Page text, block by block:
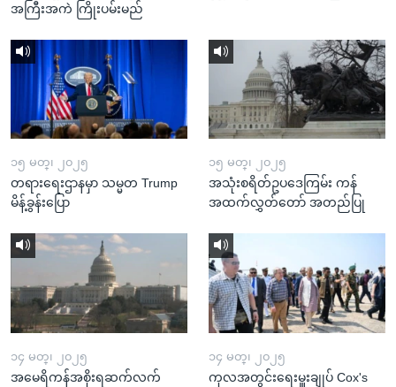
အကြီးအကဲ ကြိုးပမ်းမည်
၁၅ မတ္၊ ၂၀၂၅
တရားရေးဌာနမှာ သမ္မတ Trump
မိန့်ခွန်းပြော
၁၅ မတ္၊ ၂၀၂၅
အသုံးစရိတ်ဥပဒေကြမ်း ကန်
အထက်လွှတ်တော် အတည်ပြု
၁၄ မတ္၊ ၂၀၂၅
အမေရိကန်အစိုးရဆက်လက်
၁၄ မတ္၊ ၂၀၂၅
ကုလအတွင်းရေးမှူးချုပ် Cox's